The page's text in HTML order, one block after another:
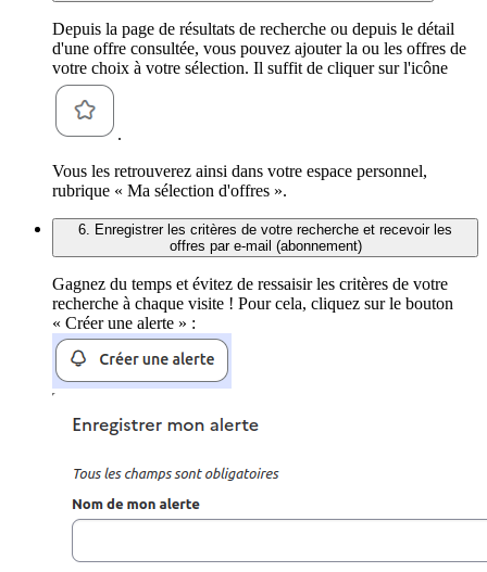
Depuis la page de résultats de recherche ou depuis le détail
d'une offre consultée, vous pouvez ajouter la ou les offres de
votre choix à votre sélection. Il suffit de cliquer sur l'icône
.
Vous les retrouverez ainsi dans votre espace personnel,
rubrique « Ma sélection d'offres ».
6. Enregistrer les critères de votre recherche et recevoir les
offres par e-mail (abonnement)
Gagnez du temps et évitez de ressaisir les critères de votre
recherche à chaque visite ! Pour cela, cliquez sur le bouton
« Créer une alerte » :